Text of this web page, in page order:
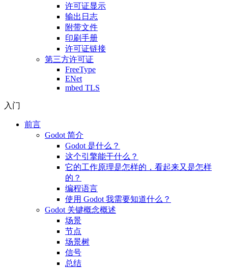
许可证显示
输出日志
附带文件
印刷手册
许可证链接
第三方许可证
FreeType
ENet
mbed TLS
入门
前言
Godot 简介
Godot 是什么？
这个引擎能干什么？
它的工作原理是怎样的，看起来又是怎样
的？
编程语言
使用 Godot 我需要知道什么？
Godot 关键概念概述
场景
节点
场景树
信号
总结